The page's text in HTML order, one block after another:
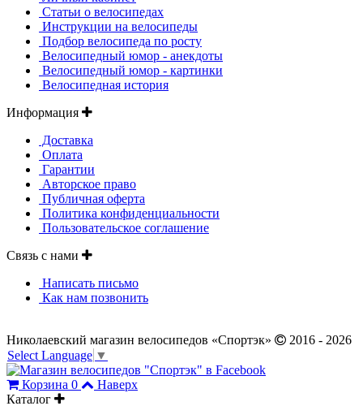
Статьи о велосипедах
Инструкции на велосипеды
Подбор велосипеда по росту
Велосипедный юмор - анекдоты
Велосипедный юмор - картинки
Велосипедная история
Информация
Доставка
Оплата
Гарантии
Авторское право
Публичная оферта
Политика конфиденциальности
Пользовательское соглашение
Связь с нами
Написать письмо
Как нам позвонить
Николаевский магазин велосипедов «Спортэк»
2016 - 2026
Select Language ▼
Корзина 0
Наверх
Каталог